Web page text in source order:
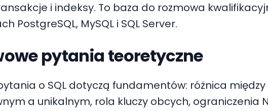
i indeksy. To baza do rozmowa
PostgreSQL, MySQL i SQL Server.
pytania teoretyczne
o SQL dotyczą fundamentów: różnica między
a unikalnym, rola kluczy obcych, ograniczenia